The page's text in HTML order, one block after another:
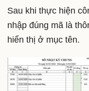
Sau khi thực hiện
nhập đúng mã là
hiển thị ở mục tên.